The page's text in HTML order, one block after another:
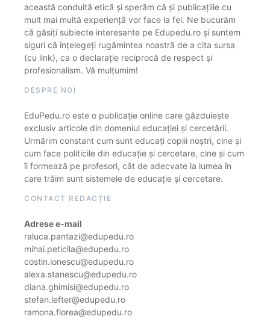
această conduită etică și sperăm că și publicațiile cu
mult mai multă experiență vor face la fel. Ne bucurăm
că găsiți subiecte interesante pe Edupedu.ro și suntem
siguri că înțelegeți rugămintea noastră de a cita sursa
(cu link), ca o declarație reciprocă de respect și
profesionalism. Vă mulțumim!
DESPRE NOI
EduPedu.ro este o publicație online care găzduiește
exclusiv articole din domeniul educației și cercetării.
Urmărim constant cum sunt educați copiii noștri, cine și
cum face politicile din educație și cercetare, cine și cum
îi formează pe profesori, cât de adecvate la lumea în
care trăim sunt sistemele de educație și cercetare.
CONTACT REDACȚIE
Adrese e-mail
raluca.pantazi@edupedu.ro
mihai.peticila@edupedu.ro
costin.ionescu@edupedu.ro
alexa.stanescu@edupedu.ro
diana.ghimisi@edupedu.ro
stefan.lefter@edupedu.ro
ramona.florea@edupedu.ro